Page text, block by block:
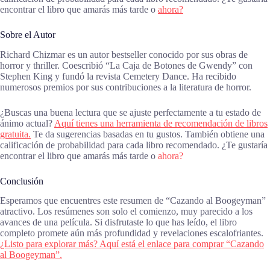
encontrar el libro que amarás más tarde o ahora?
Sobre el Autor
Richard Chizmar es un autor bestseller conocido por sus obras de
horror y thriller. Coescribió “La Caja de Botones de Gwendy” con
Stephen King y fundó la revista Cemetery Dance. Ha recibido
numerosos premios por sus contribuciones a la literatura de horror.
¿Buscas una buena lectura que se ajuste perfectamente a tu estado de
ánimo actual? Aquí tienes una herramienta de recomendación de libros
gratuita. Te da sugerencias basadas en tu gustos. También obtiene una
calificación de probabilidad para cada libro recomendado. ¿Te gustaría
encontrar el libro que amarás más tarde o ahora?
Conclusión
Esperamos que encuentres este resumen de “Cazando al Boogeyman”
atractivo. Los resúmenes son solo el comienzo, muy parecido a los
avances de una película. Si disfrutaste lo que has leído, el libro
completo promete aún más profundidad y revelaciones escalofriantes.
¿Listo para explorar más? Aquí está el enlace para comprar “Cazando
al Boogeyman”.